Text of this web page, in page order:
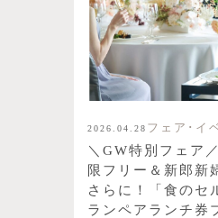
2026.04.28 フェア･イ
＼GW特別フェア
限フリー＆新郎新
さらに！「食のセ
ランペアランチ券